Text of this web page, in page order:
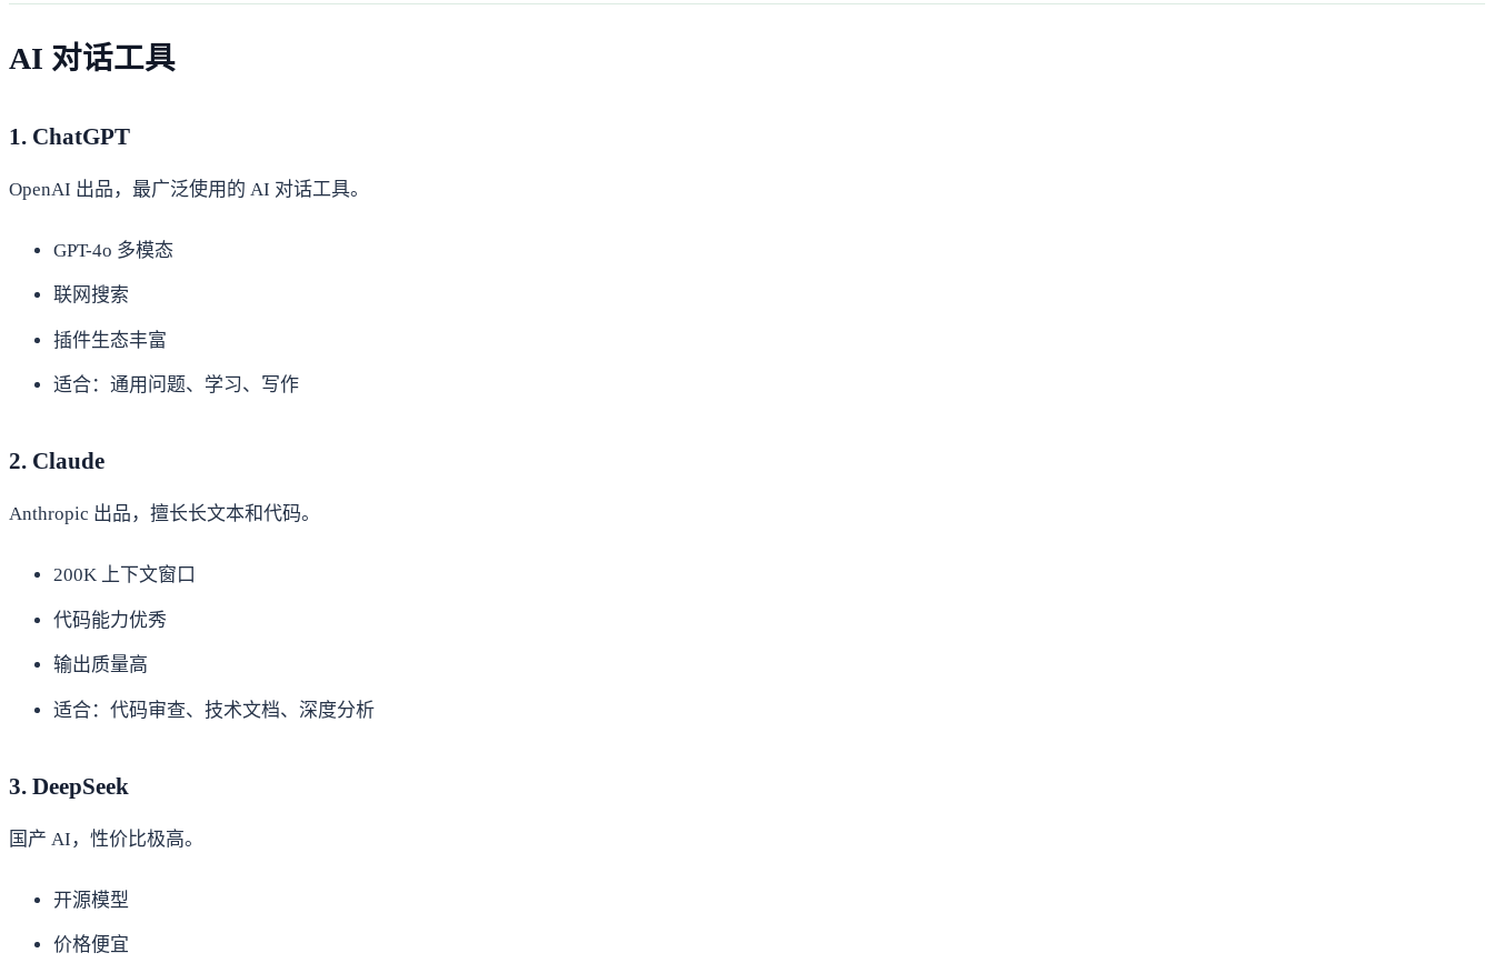
AI 对话工具
1. ChatGPT
OpenAI 出品，最广泛使用的 AI 对话工具。
GPT-4o 多模态
联网搜索
插件生态丰富
适合：通用问题、学习、写作
2. Claude
Anthropic 出品，擅长长文本和代码。
200K 上下文窗口
代码能力优秀
输出质量高
适合：代码审查、技术文档、深度分析
3. DeepSeek
国产 AI，性价比极高。
开源模型
价格便宜